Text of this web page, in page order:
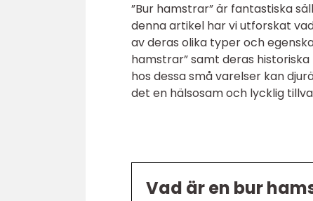
”Bur hamstrar” är fantastiska
denna artikel har vi utforskat
av deras olika typer och
hamstrar” samt deras
hos dessa små varelser kan
det en hälsosam och lycklig
Vad är en bur